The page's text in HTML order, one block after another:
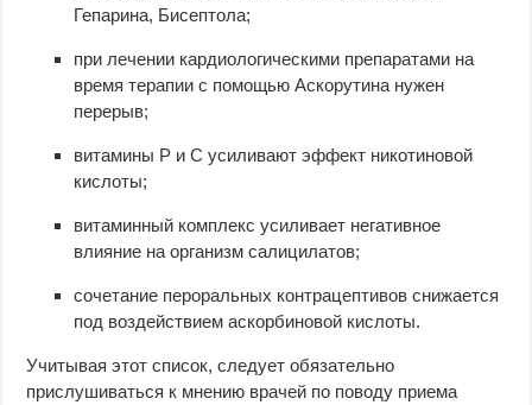
Гепарина, Бисептола;
при лечении кардиологическими препаратами на
время терапии с помощью Аскорутина нужен
перерыв;
витамины Р и С усиливают эффект никотиновой
кислоты;
витаминный комплекс усиливает негативное
влияние на организм салицилатов;
сочетание пероральных контрацептивов снижается
под воздействием аскорбиновой кислоты.
Учитывая этот список, следует обязательно
прислушиваться к мнению врачей по поводу приема